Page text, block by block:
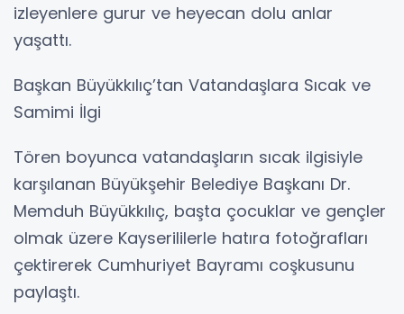
izleyenlere gurur ve heyecan dolu anlar
yaşattı.
Başkan Büyükkılıç’tan Vatandaşlara Sıcak ve
Samimi İlgi
Tören boyunca vatandaşların sıcak ilgisiyle
karşılanan Büyükşehir Belediye Başkanı Dr.
Memduh Büyükkılıç, başta çocuklar ve gençler
olmak üzere Kayserililerle hatıra fotoğrafları
çektirerek Cumhuriyet Bayramı coşkusunu
paylaştı.